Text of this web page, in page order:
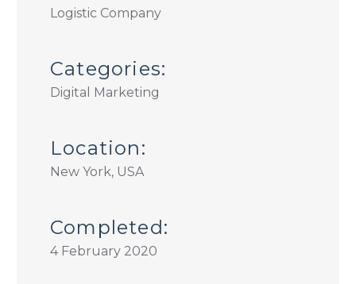
Logistic Company
Categories:
Digital Marketing
Location:
New York, USA
Completed:
4 February 2020